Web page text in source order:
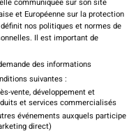
et Européenne sur la protection
nos politiques et normes de
Il est important de
des informations
suivantes :
vente, développement et
et services commercialisés
événements auxquels participe
direct)